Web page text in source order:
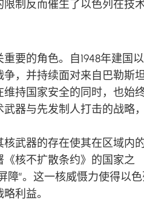
制反而催生了以色列在技
要的角色。自1948年建国以
，并持续面对来自巴勒斯
持国家安全的同时，也始
器与先发制人打击的战略，
武器的存在使其在区域内
核不扩散条约》的国家之
”。这一核威慑力使得以色
利益。